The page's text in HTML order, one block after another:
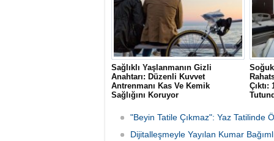
çıkmadan MHRS üzerinden ulaşıyor.
Sağlıklı Yaşlanmanın Gizli
Anahtarı: Düzenli Kuvvet
Antrenmanı Kas Ve Kemik
Sağlığını Koruyor
kaybı (sarkopeni) ve düşme riskine karşı
düzenli kuvvet antrenmanının önemine
dikkat çekerek, direnç egzersizlerinin
gittiği
"Beyin Tatile Çıkmaz": Yaz Tatilinde
Dijitalleşmeyle Yayılan Kumar